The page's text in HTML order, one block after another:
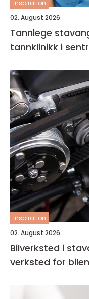
inspiration
02. August 2026
Tannlege stavanger slik finner
tannklinikk i
inspiration
02. August 2026
Bilverksted i
verksted for